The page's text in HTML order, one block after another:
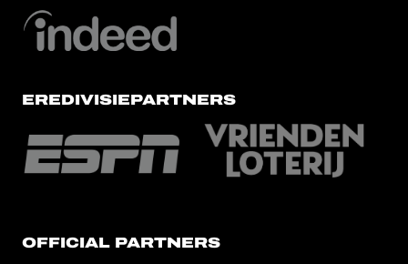
EREDIVISIEPARTNERS
OFFICIAL PARTNERS